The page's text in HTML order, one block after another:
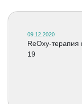
09.12.2020
ReOxy-терапия
19